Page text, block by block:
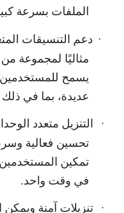
الملفات بسرعة
· دعم التنسيقات
مثاليًا لمجموعة
يسمح للمستخدمين
عديدة، بما في ذلك
· التنزيل متعدد
تحسين فعالية
تمكين
في وقت واحد.
· تنزيلات آمنة ويمكن